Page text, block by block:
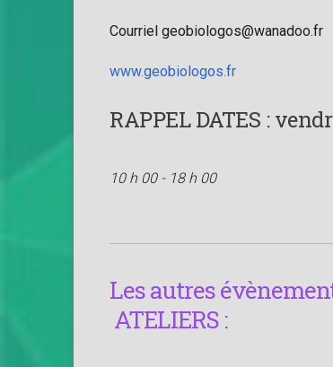
Courriel geobiologos@wanadoo.fr
www.geobiologos.fr
RAPPEL DATES :
10 h 00 - 18 h 00
Les autres
ATELIERS :